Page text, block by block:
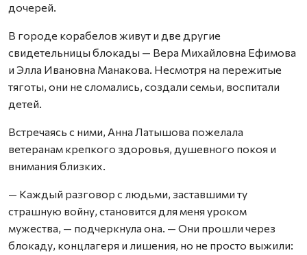
дочерей.
В городе корабелов живут и две другие
свидетельницы блокады — Вера Михайловна Ефимова
и Элла Ивановна Манакова. Несмотря на пережитые
тяготы, они не сломались, создали семьи, воспитали
детей.
Встречаясь с ними, Анна Латышова пожелала
ветеранам крепкого здоровья, душевного покоя и
внимания близких.
— Каждый разговор с людьми, заставшими ту
страшную войну, становится для меня уроком
мужества, — подчеркнула она. — Они прошли через
блокаду, концлагеря и лишения, но не просто выжили: